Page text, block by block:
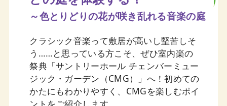
室内楽アカデミー・ファカルティ（講師）イ
ンタビュー②：池田菊衛、磯村和英、花田
2月28日
プログラム・ノート第1弾を各公演特集ペー
ジに掲載（8公演）
2月17日
～色とりどりの花が咲き乱れる音楽の庭
クラシック音楽って敷居が高いし堅苦しそ
う……と思っている方こそ、ぜひ室内楽の
祭典「サントリーホール チェンバーミュー
ジック・ガーデン（CMG）」へ！初めての
かたにもわかりやすく、CMGを楽しむポイ
ントをご紹介します。